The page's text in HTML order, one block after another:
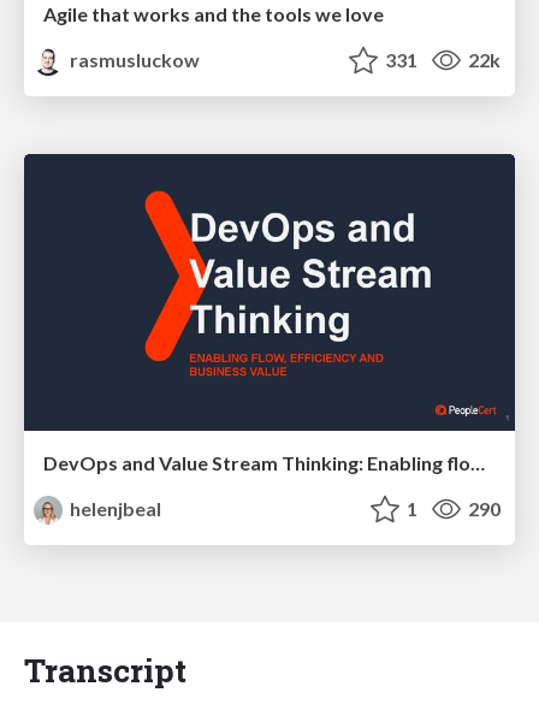
Agile that works and the tools we love
rasmusluckow
331 22k
helenjbeal
1 290
Transcript